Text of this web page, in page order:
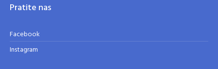
Pratite nas
Facebook
Instagram